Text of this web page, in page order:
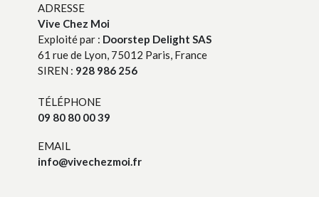
ADRESSE
Vive Chez Moi
Exploité par : Doorstep Delight SAS
61 rue de Lyon, 75012 Paris, France
SIREN : 928 986 256
TÉLÉPHONE
09 80 80 00 39
EMAIL
info@vivechezmoi.fr